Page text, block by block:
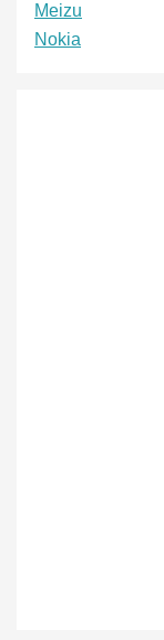
Meizu
Nokia